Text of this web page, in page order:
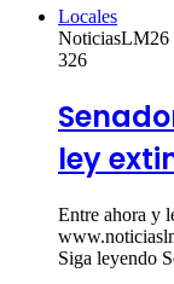
Locales
NoticiasLM26
326
ley
Entre ahora y
Siga leyendo